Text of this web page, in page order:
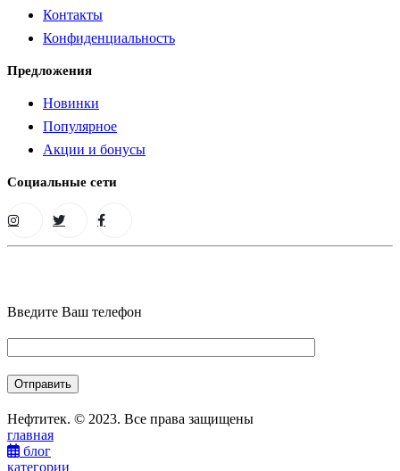
Контакты
Конфиденциальность
Предложения
Новинки
Популярное
Акции и бонусы
Социальные сети
Введите Ваш телефон
Нефтитек. © 2023. Все права защищены
главная
блог
категории